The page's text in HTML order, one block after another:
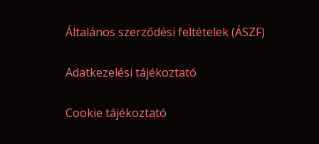
Általános szerződési feltételek (ÁSZF)
Adatkezelési tájékoztató
Cookie tájékoztató